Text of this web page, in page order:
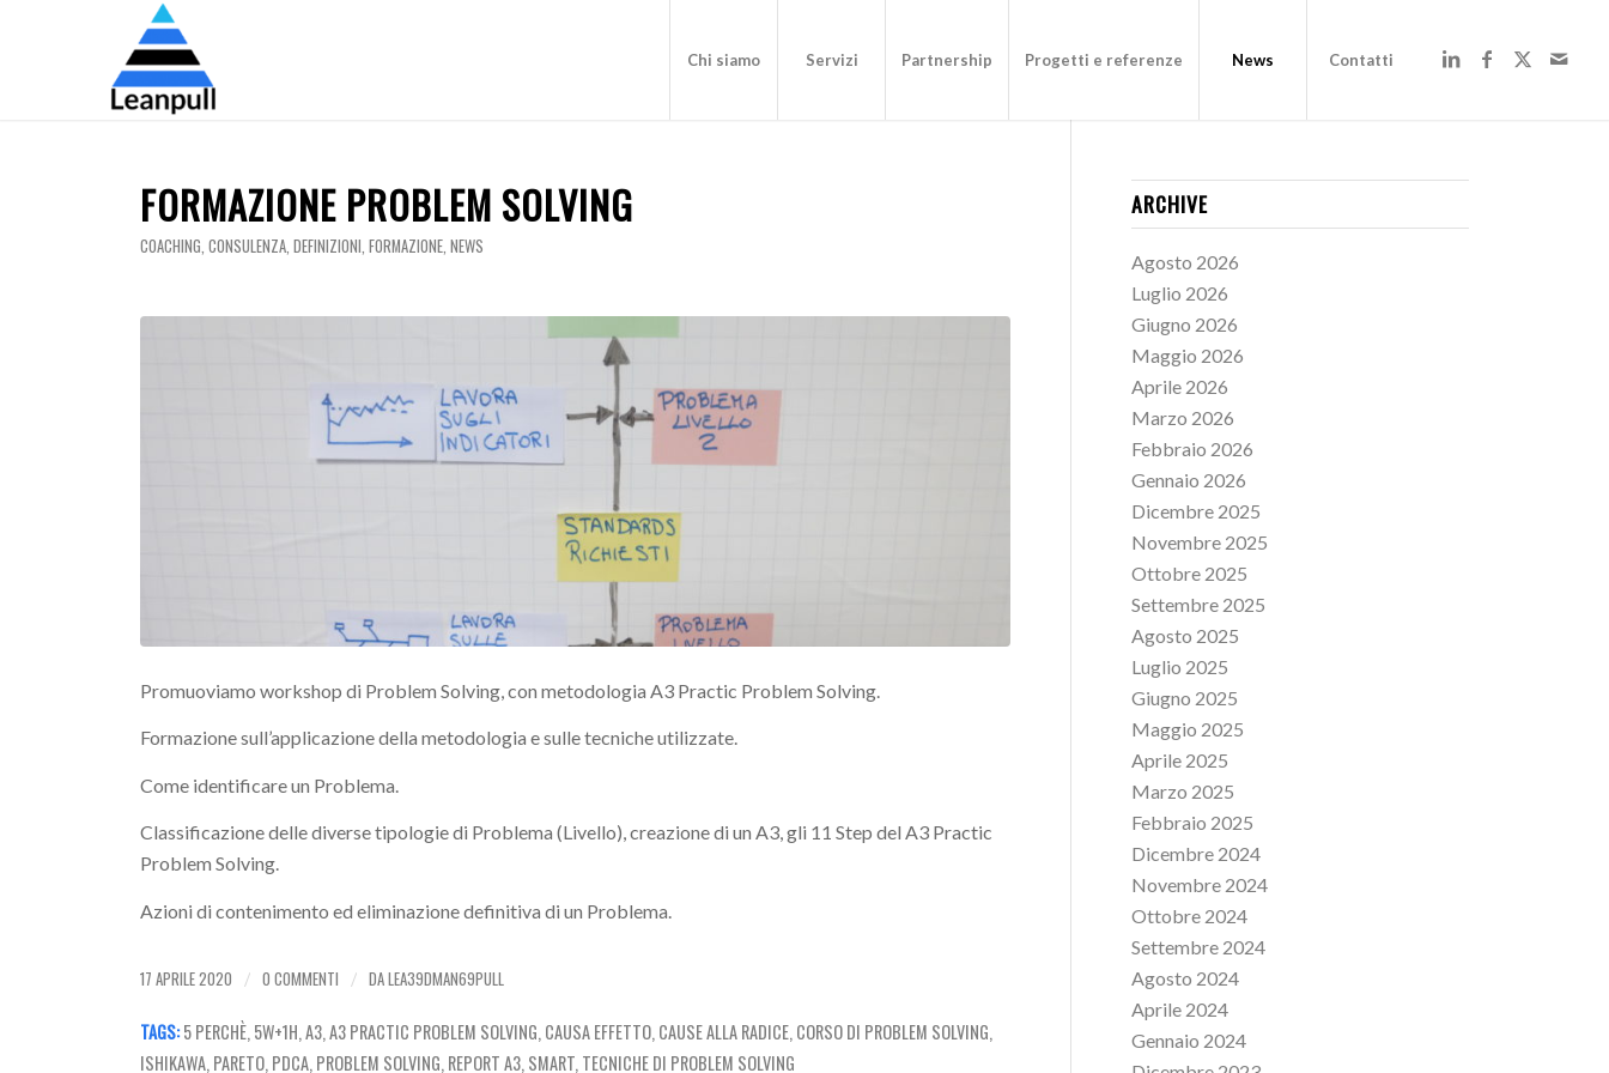
Chi siamo Servizi Partnership Progetti e referenze News Contatti
FORMAZIONE PROBLEM SOLVING
COACHING,CONSULENZA,DEFINIZIONI,FORMAZIONE,NEWS
Promuoviamo workshop di Problem Solving, con metodologia A3 Practic Problem Solving.
Formazione sull’applicazione della metodologia e sulle tecniche utilizzate.
Come identificare un Problema.
Classificazione delle diverse tipologie di Problema (Livello), creazione di un A3, gli 11 Step del A3 Practic
Problem Solving.
Azioni di contenimento ed eliminazione definitiva di un Problema.
17 APRILE 2020 / 0 COMMENTI / DALEA39DMAN69PULL
TAGS:5 PERCHÈ, 5W+1H,A3,A3 PRACTIC PROBLEM SOLVING, CAUSA EFFETTO, CAUSE ALLA RADICE, CORSO DI PROBLEM SOLVING,
ISHIKAWA, PARETO, PDCA, PROBLEM SOLVING, REPORT A3, SMART, TECNICHE DI PROBLEM SOLVING
ARCHIVE
Agosto 2026
Luglio 2026
Giugno 2026
Maggio 2026
Aprile 2026
Marzo 2026
Febbraio 2026
Gennaio 2026
Dicembre 2025
Novembre 2025
Ottobre 2025
Settembre 2025
Agosto 2025
Luglio 2025
Giugno 2025
Maggio 2025
Aprile 2025
Marzo 2025
Febbraio 2025
Dicembre 2024
Novembre 2024
Ottobre 2024
Settembre 2024
Agosto 2024
Aprile 2024
Gennaio 2024